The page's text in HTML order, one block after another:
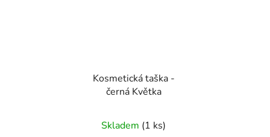
Kosmetická taška -
černá Květka
Skladem (1 ks)